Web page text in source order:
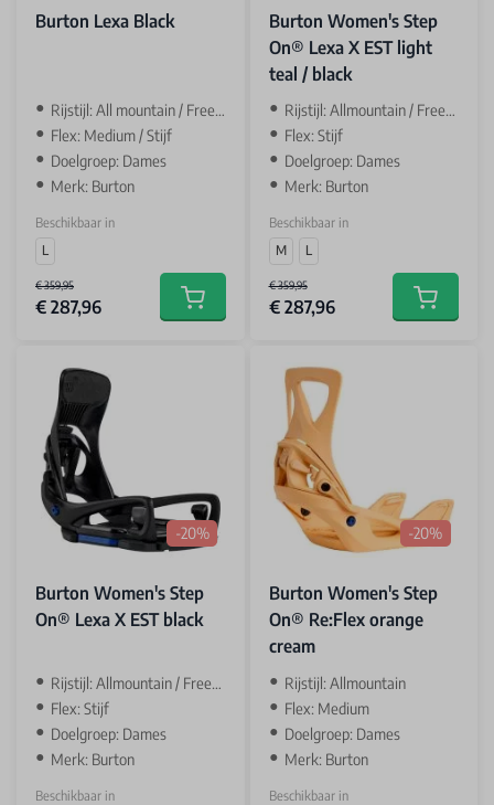
Burton Lexa Black
Rijstijl: All mountain / Freeride
Flex: Medium / Stijf
Doelgroep: Dames
Merk: Burton
Beschikbaar in
L
€ 359,95
€ 287,96 Add to cart
Burton Women's Step
On® Lexa X EST light
teal / black
Rijstijl: Allmountain / Freeride
Flex: Stijf
Doelgroep: Dames
Merk: Burton
Beschikbaar in
M
L
€ 359,95
€ 287,96 Add to
-20%
Burton Women's Step
On® Lexa X EST black
Rijstijl: Allmountain / Freeride
Flex: Stijf
Doelgroep: Dames
Merk: Burton
Beschikbaar in
-20%
Burton Women's Step
On® Re:Flex orange
cream
Rijstijl: Allmountain
Flex: Medium
Doelgroep: Dames
Merk: Burton
Beschikbaar in